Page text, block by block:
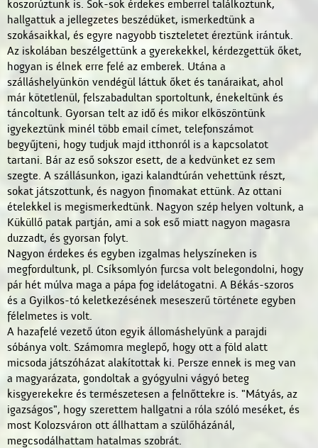
koszorúztunk is. Sok-sok érdekes emberrel találkoztunk,
hallgattuk a jellegzetes beszédüket, ismerkedtünk a
szokásaikkal, és egyre nagyobb tiszteletet éreztünk irántuk.
Az iskolában beszélgettünk a gyerekekkel, kérdezgettük őket,
hogyan is élnek erre felé az emberek. Utána a
szálláshelyünkön vendégül láttuk őket és tanáraikat, ahol
már kötetlenül, felszabadultan sportoltunk, énekeltünk és
táncoltunk. Gyorsan telt az idő és mikor elköszöntünk
igyekeztünk minél több email címet, telefonszámot
begyűjteni, hogy tudjuk majd itthonról is a kapcsolatot
tartani. Bár az eső sokszor esett, de a kedvünket ez sem
szegte. A szállásunkon, igazi kalandtúrán vehettünk részt,
sokat játszottunk, és nagyon finomakat ettünk. Az ottani
ételekkel is megismerkedtünk. Nagyon szép helyen voltunk, a
Küküllő patak partján, ami a sok eső miatt nagyon magasra
duzzadt, és gyorsan folyt.
Nagyon érdekes és egyben izgalmas helyszíneken is
megfordultunk, pl. Csíksomlyón furcsa volt belegondolni, hogy
pár hét múlva maga a pápa fog idelátogatni. A Békás-szoros
és a Gyilkos-tó keletkezésének meseszerű története egyben
félelmetes is volt.
A hazafelé vezető úton egyik állomáshelyünk a parajdi
sóbánya volt. Számomra meglepő, hogy ott a föld alatt
micsoda játszóházat alakítottak ki. Persze ennek is meg van
a magyarázata, gondoltak a gyógyulni vágyó beteg
kisgyerekekre és természetesen a felnőttekre is. "Mátyás, az
igazságos", hogy szerettem hallgatni a róla szóló meséket, és
most Kolozsváron ott állhattam a szülőházánál,
megcsodálhattam hatalmas szobrát.